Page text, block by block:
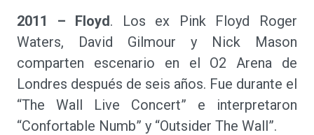
2011 – Floyd. Los ex Pink Floyd Roger
Waters, David Gilmour y Nick Mason
comparten escenario en el O2 Arena de
Londres después de seis años. Fue durante el
“The Wall Live Concert” e interpretaron
“Confortable Numb” y “Outsider The Wall”.